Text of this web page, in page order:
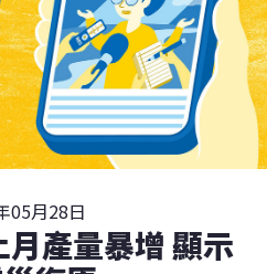
05月28日
產量暴增 顯示